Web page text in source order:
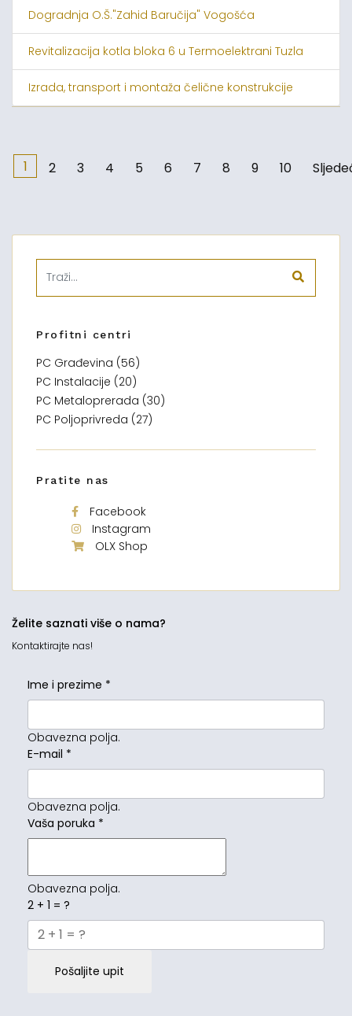
Dogradnja O.Š."Zahid Baručija" Vogošća
Revitalizacija kotla bloka 6 u Termoelektrani Tuzla
Izrada, transport i montaža čelične konstrukcije
1 2 3 4 5 6 7 8 9 10
Profitni centri
PC Građevina (56)
PC Instalacije (20)
PC Metaloprerada (30)
PC Poljoprivreda (27)
Pratite nas
Facebook
Instagram
OLX Shop
Želite saznati više o nama?
Kontaktirajte nas!
Ime i prezime *
Obavezna polja.
E-mail *
Obavezna polja.
Vaša poruka *
Obavezna polja.
2 + 1 = ?
Pošaljite upit